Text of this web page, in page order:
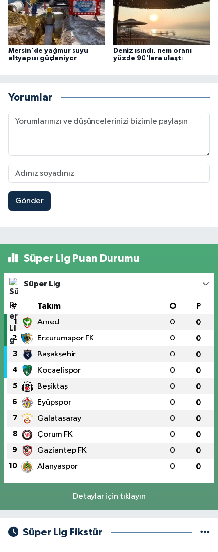
Mersin'de yağmur suyu
altyapısı güçleniyor
Deniz ısındı, nem oranı
yüzde 90'lara ulaştı
Yorumlar
Gönder
Süper Lig Puan Durumu
Süper Lig
# Takım O P
1 Amed 0 0
2 Erzurumspor FK 0 0
3 Başakşehir 0 0
4 Kocaelispor 0 0
5 Beşiktaş 0 0
6 Eyüpspor 0 0
7 Galatasaray 0 0
8 Çorum FK 0 0
9 Gaziantep FK 0 0
10 Alanyaspor 0 0
Detaylar için tıklayın
Süper Lig Fikstür